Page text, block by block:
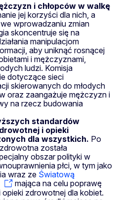
i chłopców w walkę
jej korzyści dla nich, a
wprowadzaniu zmian
skoncentruje się na
manipulacjom
aby uniknąć rosnącej
i mężczyznami,
ludzi. Komisja
dotyczące sieci
skierowanych do młodych
oraz zaangażuje mężczyzn i
na rzecz budowania
standardów
i opieki
dla wszystkich. Po
została
obszar polityki w
płci, w tym jako
wraz ze Światową
mająca na celu poprawę
zdrowotnej dla kobiet.